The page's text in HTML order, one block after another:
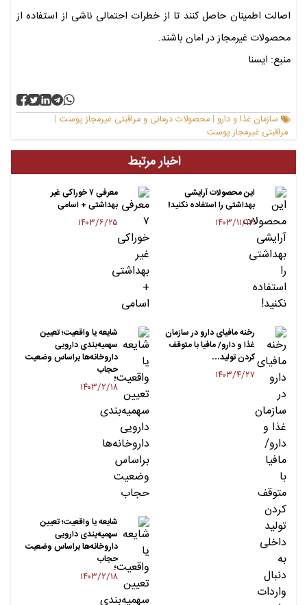
اصالت اطمینان حاصل کنند تا از خطرات احتمالی ناشی از استفاده از
محصولات غیرمجاز در امان باشند.
منبع: ایسنا
سازمان غذا و دارو | محصولات درمانی و مراقبتی غیرمجاز پوست |
مراقبتی غیرمجاز پوست
اخبار مرتبط
این محصولات آرایشی
بهداشتی را استفاده نکنید!
۱۴۰۳/۱۱/۱۳
معرفی ۷ خوراکی غیر
بهداشتی + اسامی
۱۴۰۳/۶/۲۵
رخنه مافیای دارو در سازمان
غذا و دارو/ مافیا با متوقف
کردن تولید…
۱۴۰۳/۴/۲۷
شایعه یا واقعیت؛ تعیین
سهمیه‌بندی دارویی
داروخانه‌ها براساس وضعیت
حجاب
۱۴۰۳/۲/۱۸
شایعه یا واقعیت؛ تعیین
سهمیه‌بندی دارویی
داروخانه‌ها براساس وضعیت
حجاب
۱۴۰۳/۲/۱۸